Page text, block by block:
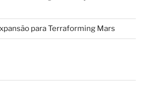
para Terraforming Mars